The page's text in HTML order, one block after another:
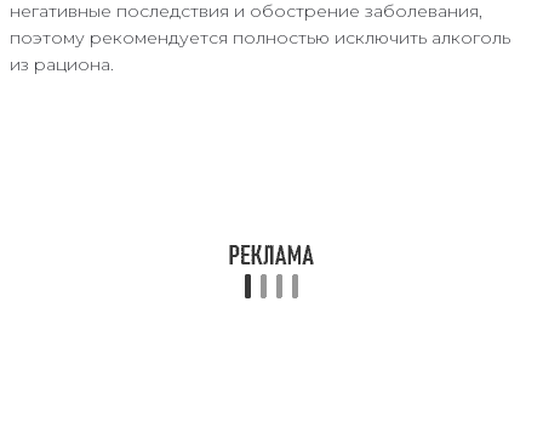
негативные последствия и обострение заболевания,
поэтому рекомендуется полностью исключить алкоголь
из рациона.